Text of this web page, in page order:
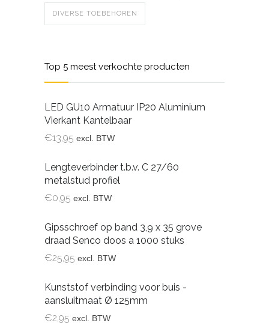
DIVERSE TOEBEHOREN
Top 5 meest verkochte producten
LED GU10 Armatuur IP20 Aluminium
Vierkant Kantelbaar
€13,95 excl. BTW
Lengteverbinder t.b.v. C 27/60
metalstud profiel
€0,95 excl. BTW
Gipsschroef op band 3,9 x 35 grove
draad Senco doos a 1000 stuks
€25,95 excl. BTW
Kunststof verbinding voor buis -
aansluitmaat Ø 125mm
€2,95 excl. BTW